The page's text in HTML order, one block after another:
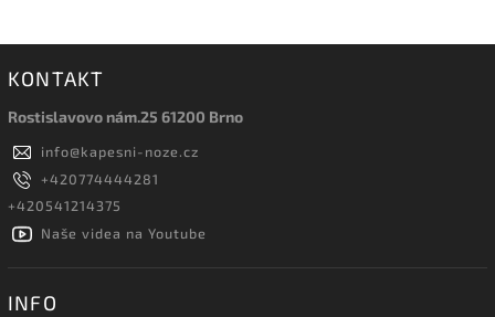
KONTAKT
Rostislavovo nám.25 61200 Brno
info@kapesni-noze.cz
+420774444281
+420541214375
Naše videa na Youtube
INFO